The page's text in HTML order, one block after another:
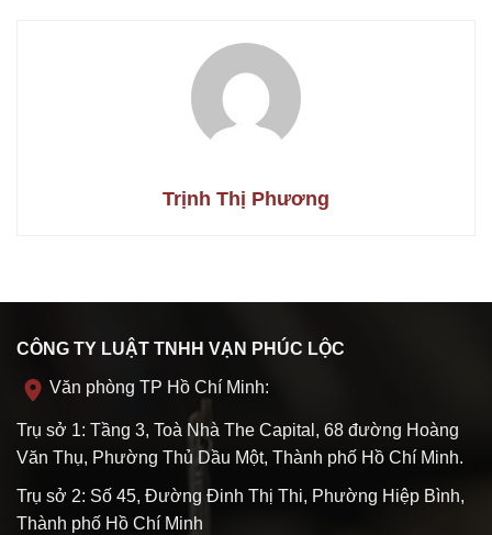
Trịnh Thị Phương
CÔNG TY LUẬT TNHH VẠN PHÚC LỘC
Văn phòng TP Hồ Chí Minh:
Trụ sở 1: Tầng 3, Toà Nhà The Capital, 68 đường Hoàng
Văn Thụ, Phường Thủ Dầu Một, Thành phố Hồ Chí Minh.
Trụ sở 2: Số 45, Đường Đinh Thị Thi, Phường Hiệp Bình,
Thành phố Hồ Chí Minh